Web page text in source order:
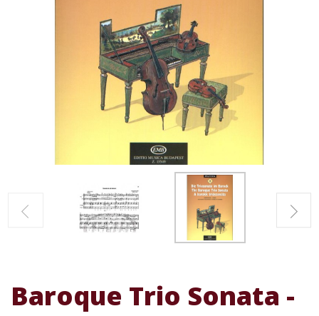
Baroque Trio Sonata -